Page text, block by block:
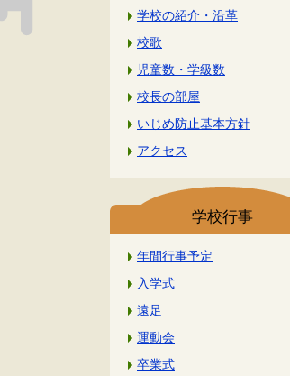
学校の紹介・沿革
校歌
児童数・学級数
校長の部屋
いじめ防止基本方針
アクセス
学校行事
年間行事予定
入学式
遠足
運動会
卒業式